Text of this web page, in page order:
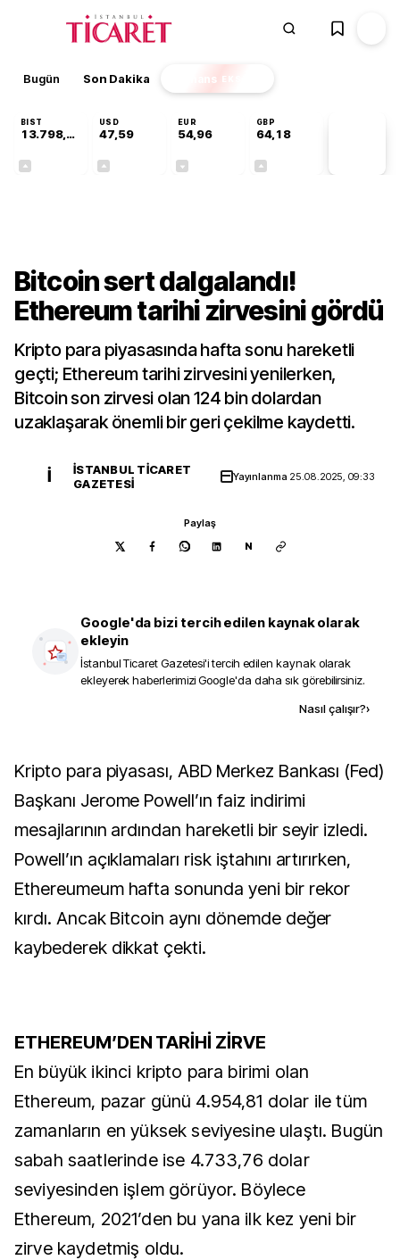
Bugün Son Dakika Finans EKSTRA
BIST
13.798,82
USD
47,59
EUR
54,96
GBP
64,18
Bitcoin sert dalgalandı!
Ethereum tarihi zirvesini gördü
Kripto para piyasasında hafta sonu hareketli
geçti; Ethereum tarihi zirvesini yenilerken,
Bitcoin son zirvesi olan 124 bin dolardan
uzaklaşarak önemli bir geri çekilme kaydetti.
İ
İSTANBUL TICARET
GAZETESI
Yayınlanma 25.08.2025, 09:33
Paylaş
N
Google'da bizi tercih edilen kaynak olarak
ekleyin
İstanbul Ticaret Gazetesi'i tercih edilen kaynak olarak
ekleyerek haberlerimizi Google'da daha sık görebilirsiniz.
Nasıl çalışır?›
Kripto para piyasası, ABD Merkez Bankası (Fed)
Başkanı Jerome Powell’ın faiz indirimi
mesajlarının ardından hareketli bir seyir izledi.
Powell’ın açıklamaları risk iştahını artırırken,
Ethereumeum hafta sonunda yeni bir rekor
kırdı. Ancak Bitcoin aynı dönemde değer
kaybederek dikkat çekti.
ETHEREUM’DEN TARİHİ ZİRVE
En büyük ikinci kripto para birimi olan
Ethereum, pazar günü 4.954,81 dolar ile tüm
zamanların en yüksek seviyesine ulaştı. Bugün
sabah saatlerinde ise 4.733,76 dolar
seviyesinden işlem görüyor. Böylece
Ethereum, 2021’den bu yana ilk kez yeni bir
zirve kaydetmiş oldu.